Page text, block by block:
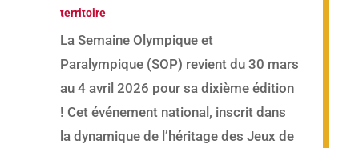
territoire
La Semaine Olympique et
Paralympique (SOP) revient du 30 mars
au 4 avril 2026 pour sa dixième édition
! Cet événement national, inscrit dans
la dynamique de l’héritage des Jeux de